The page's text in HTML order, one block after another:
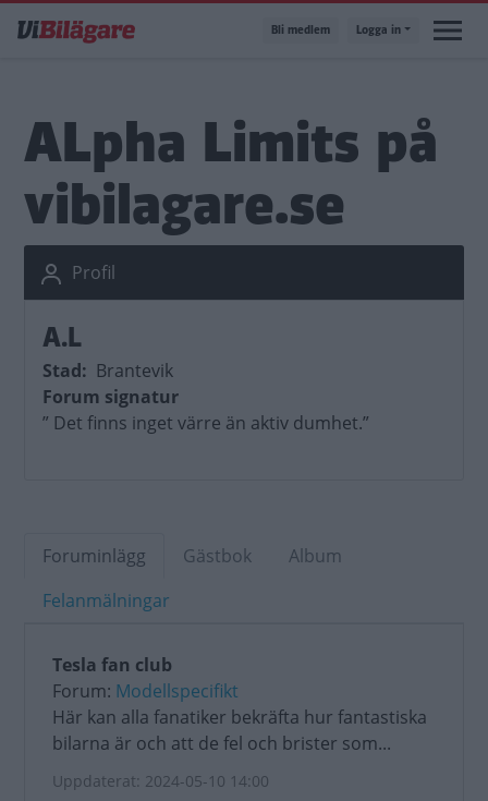
till
Bli medlem Logga in
ALpha Limits på
vibilagare.se
Profil
A.L
Stad
Brantevik
Forum signatur
” Det finns inget värre än aktiv dumhet.”
Foruminlägg Gästbok
Album
Felanmälningar
Tesla fan club
Forum: Modellspecifikt
Här kan alla fanatiker bekräfta hur fantastiska
bilarna är och att de fel och brister som...
Uppdaterat: 2024-05-10 14:00